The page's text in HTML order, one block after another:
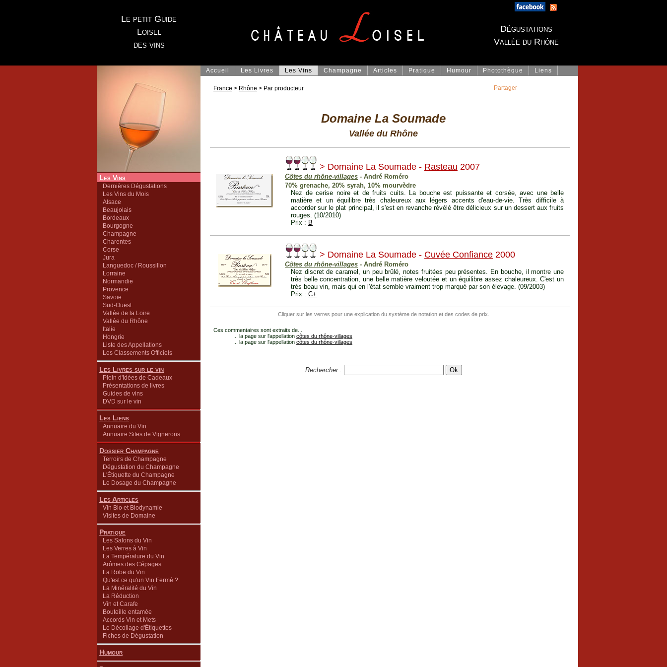
Le petit Guide
Loisel
des vins
Dégustations
Vallée du Rhône
Les Vins
Dernières Dégustations
Les Vins du Mois
Alsace
Beaujolais
Bordeaux
Bourgogne
Champagne
Charentes
Corse
Jura
Languedoc / Roussillon
Lorraine
Normandie
Provence
Savoie
Sud-Ouest
Vallée de la Loire
Vallée du Rhône
Italie
Hongrie
Liste des Appellations
Les Classements Officiels
Les Livres sur le vin
Plein d'Idées de Cadeaux
Présentations de livres
Guides de vins
DVD sur le vin
Les Liens
Annuaire du Vin
Annuaire Sites de Vignerons
Dossier Champagne
Terroirs de Champagne
Dégustation du Champagne
L'Étiquette du Champagne
Le Dosage du Champagne
Les Articles
Vin Bio et Biodynamie
Visites de Domaine
Pratique
Les Salons du Vin
Les Verres à Vin
La Température du Vin
Arômes des Cépages
La Robe du Vin
Qu'est ce qu'un Vin Fermé ?
La Minéralité du Vin
La Réduction
Vin et Carafe
Bouteille entamée
Accords Vin et Mets
Le Décollage d'Étiquettes
Fiches de Dégustation
Humour
Accueil Les Livres Les Vins Champagne Articles Pratique Humour Photothèque Liens
France > Rhône > Par producteur
Domaine La Soumade
Vallée du Rhône
> Domaine La Soumade - Rasteau 2007
Côtes du rhône-villages - André Roméro
70% grenache, 20% syrah, 10% mourvèdre
Nez de cerise noire et de fruits cuits. La bouche est puissante et corsée, avec une belle
matière et un équilibre très chaleureux aux légers accents d'eau-de-vie. Très difficile à
accorder sur le plat principal, il s'est en revanche révélé être délicieux sur un dessert aux fruits
rouges. (10/2010)
Prix : B
> Domaine La Soumade - Cuvée Confiance 2000
Côtes du rhône-villages - André Roméro
Nez discret de caramel, un peu brûlé, notes fruitées peu présentes. En bouche, il montre une
très belle concentration, une belle matière veloutée et un équilibre assez chaleureux. C'est un
très beau vin, mais qui en l'état semble vraiment trop marqué par son élevage. (09/2003)
Prix : C+
Cliquer sur les verres pour une explication du système de notation et des codes de prix.
Ces commentaires sont extraits de...
... la page sur l'appellation côtes du rhône-villages
... la page sur l'appellation côtes du rhône-villages
Rechercher :
Partager